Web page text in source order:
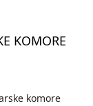
KOMORE
komore